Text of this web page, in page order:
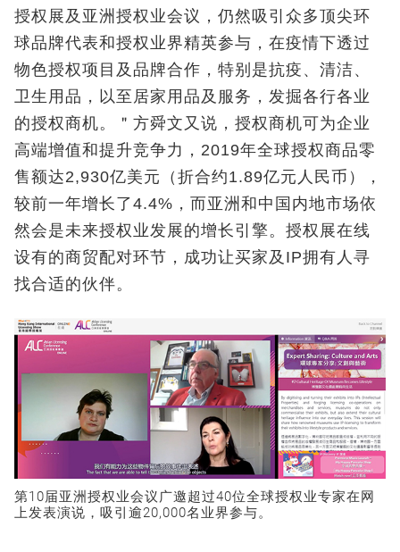
授权展及亚洲授权业会议，仍然吸引众多顶尖环
球品牌代表和授权业界精英参与，在疫情下透过
物色授权项目及品牌合作，特别是抗疫、清洁、
卫生用品，以至居家用品及服务，发掘各行各业
的授权商机。＂方舜文又说，授权商机可为企业
高端增值和提升竞争力，2019年全球授权商品零
售额达2,930亿美元（折合约1.89亿元人民币），
较前一年增长了4.4%，而亚洲和中国内地市场依
然会是未来授权业发展的增长引擎。授权展在线
设有的商贸配对环节，成功让买家及IP拥有人寻
找合适的伙伴。
第10届亚洲授权业会议广邀超过40位全球授权业专家在网
上发表演说，吸引逾20,000名业界参与。